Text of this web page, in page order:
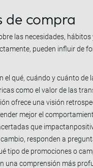
de compra
las necesidades,
pueden influir de
el qué, cuándo y cuánto de
como el valor de las
ofrece una visión
mejor el
que
cambio, responden a
tipo de promociones o
una comprensión más